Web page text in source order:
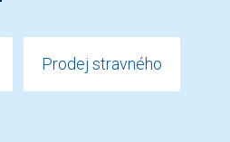
Prodej stravného